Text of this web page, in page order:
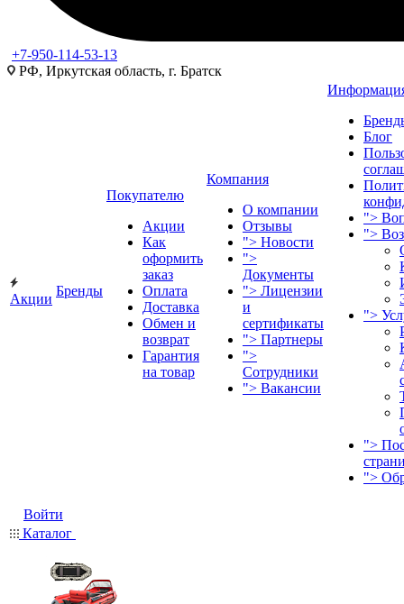
+7-950-114-53-13
РФ, Иркутская область, г. Братск
Акции
Бренды
Покупателю
Акции
Как
оформить
заказ
Оплата
Доставка
Обмен и
возврат
Гарантия
на товар
Компания
О компании
Отзывы
"> Новости
">
Документы
"> Лицензии
и
сертификаты
"> Партнеры
">
Сотрудники
"> Вакансии
Блог
">
">
">
">
">
Войти
Каталог